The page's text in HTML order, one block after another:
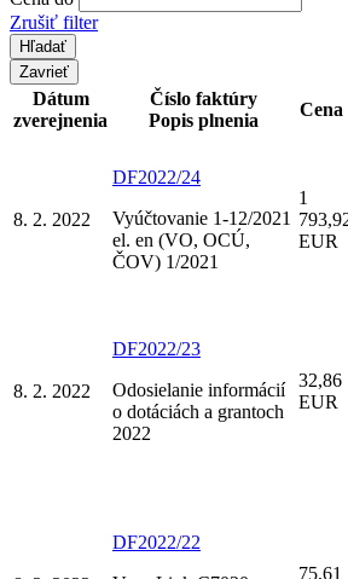
Zrušiť filter
Zavrieť
Dátum
zverejnenia
Číslo faktúry
Popis plnenia
Cena
8. 2. 2022
DF2022/24
Vyúčtovanie 1-12/2021
el. en (VO, OCÚ,
ČOV) 1/2021
1
EUR
8. 2. 2022
DF2022/23
Odosielanie informácií
o dotáciách a grantoch
2022
32,86
EUR
DF2022/22
75,61